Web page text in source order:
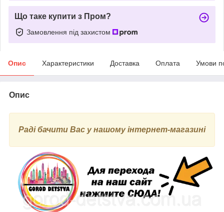
Що таке купити з Пром?
Замовлення під захистом
Опис Характеристики Доставка Оплата Умови
Опис
Раді бачити Вас у нашому інтернет-магазині